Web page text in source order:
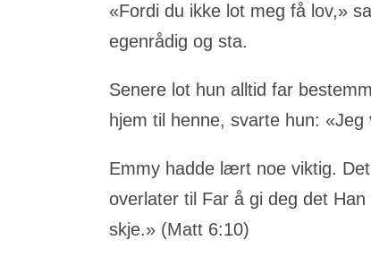
«Fordi du ikke lot meg få lov,»
egenrådig og sta.
Senere lot hun alltid far
hjem til henne, svarte hun:
Emmy hadde lært noe viktig.
overlater til Far å gi deg det
skje.» (Matt 6:10)